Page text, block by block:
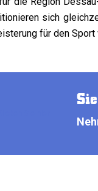
sich
für den Sport